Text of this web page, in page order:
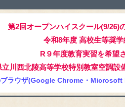
第2回オープンハイスクール(9/26)
令和8年度 高校生等奨
R９年度教育実習を希望
立川西北陵高等学校特別教室空調設
ラウザ(Google Chrome・Microsoft